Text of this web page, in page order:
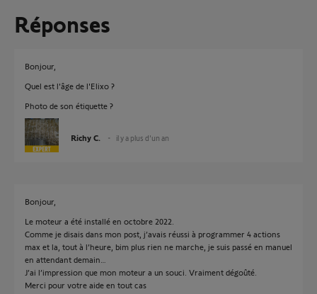
Réponses
Bonjour,
Quel est l'âge de l'Elixo ?
Photo de son étiquette ?
Richy C. il y a plus d'un an
Bonjour,
Le moteur a été installé en octobre 2022.
Comme je disais dans mon post, j’avais réussi à programmer 4 actions
max et la, tout à l’heure, bim plus rien ne marche, je suis passé en manuel
en attendant demain…
J’ai l’impression que mon moteur a un souci. Vraiment dégoûté.
Merci pour votre aide en tout cas